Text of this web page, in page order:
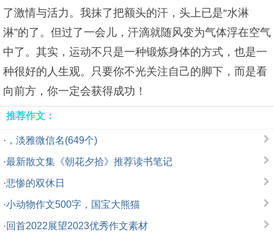
了激情与活力。我抹了把额头的汗，头上已是“水淋
淋”的了。但过了一会儿，汗滴就随风变为气体浮在空气
中了。其实，运动不只是一种锻炼身体的方式，也是一
种很好的人生观。只要你不光关注自己的脚下，而是看
向前方，你一定会获得成功！
推荐作文：
· ，淡雅微信名(649个)
·最新散文集《朝花夕拾》推荐读书笔记
·悲惨的双休日
·小动物作文500字，国宝大熊猫
·回首2022展望2023优秀作文素材